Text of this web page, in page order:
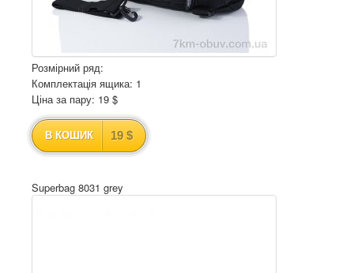
Розмірний ряд:
Комплектація ящика: 1
Ціна за пару: 19 $
В КОШИК 19 $
Superbag 8031 grey